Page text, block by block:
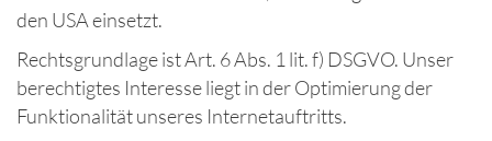
den USA einsetzt.
Rechtsgrundlage ist Art. 6 Abs. 1 lit. f) DSGVO. Unser
berechtigtes Interesse liegt in der Optimierung der
Funktionalität unseres Internetauftritts.